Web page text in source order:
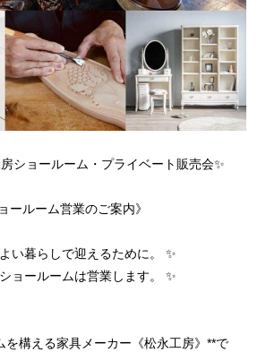
ショールーム・プライベート販売会✨
ールーム営業のご案内》
い暮らしで迎えるために。 ✨
ョールームは営業します。 ✨
を構える家具メーカー《松永工房》**で